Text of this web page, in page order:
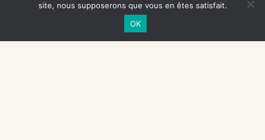
site, nous supposerons que vous en êtes satisfait.
OK